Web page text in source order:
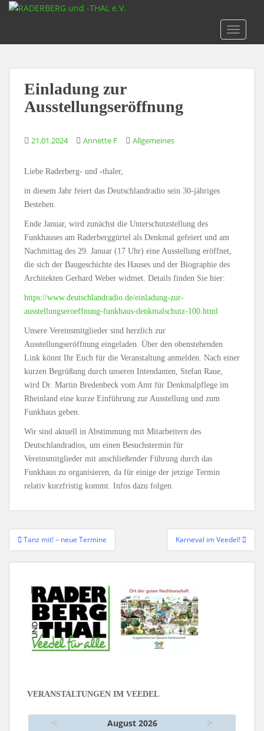
p
Einladung zur
Ausstellungseröffnung
21.01.2024 Annette F Allgemeines
Liebe Raderberg- und -thaler,
in diesem Jahr feiert das Deutschlandradio sein 30-jähriges
Bestehen.
Ende Januar, wird zunächst die Unterschutzstellung des
Funkhauses am Raderberggürtel als Denkmal gefeiert und am
Nachmittag des 29. Januar (17 Uhr) eine Ausstellung eröffnet,
die sich der Baugeschichte des Hauses und der Biographie des
Architekten Gerhard Weber widmet. Details finden Sie hier:
https://www.deutschlandradio.de/einladung-zur-
ausstellungseroeffnung-funkhaus-denkmalschutz-100.html
Unsere Vereinsmitglieder sind herzlich zur
Ausstellungseröffnung eingeladen. Über den obenstehenden
Link könnt Ihr Euch für die Veranstaltung anmelden. Nach einer
kurzen Begrüßung durch unseren Intendanten, Stefan Raue,
wird Dr. Martin Bredenbeck vom Amt für Denkmalpflege im
Rheinland eine kurze Einführung zur Ausstellung und zum
Funkhaus geben.
Wir sind aktuell in Abstimmung mit Mitarbeitern des
Deutschlandradios, um einen Besuchstermin für
Vereinsmitglieder mit anschließender Führung durch das
Funkhaus zu organisieren, da für einige der jetzige Termin
relativ kurzfristig kommt. Infos dazu folgen.
Beitragsnavigation
Tanz mit! – neue Termine Karneval im Veedel!
VERANSTALTUNGEN IM VEEDEL
< August 2026 >